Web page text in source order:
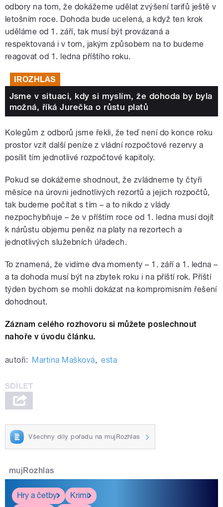
odbory na tom, že dokážeme udělat zvýšení tarifů ještě v
letošním roce. Dohoda bude ucelená, a když ten krok
uděláme od 1. září, tak musí být provázaná a
respektovaná i v tom, jakým způsobem na to budeme
reagovat od 1. ledna příštího roku.
IROZHLAS
Jsme v situaci, kdy si myslím, že dohoda by byla
možná, říká Jurečka o růstu platů
Kolegům z odborů jsme řekli, že teď není do konce roku
prostor vzít další peníze z vládní rozpočtové rezervy a
posílit tím jednotlivé rozpočtové kapitoly.
Pokud se dokážeme shodnout, že zvládneme ty čtyři
měsíce na úrovni jednotlivých rezortů a jejich rozpočtů,
tak budeme počítat s tím – a to nikdo z vlády
nezpochybňuje – že v příštím roce od 1. ledna musí dojít
k nárůstu objemu peněz na platy na rezortech a
jednotlivých služebních úřadech.
To znamená, že vidíme dva momenty – 1. září a 1. ledna –
a ta dohoda musí být na zbytek roku i na příští rok. Příští
týden bychom se mohli dokázat na kompromisním řešení
dohodnout.
Záznam celého rozhovoru si můžete poslechnout
nahoře v úvodu článku.
autoři: Martina Mašková, esta
Všechny díly pořadu na mujRozhlas
mujRozhlas
Hry a četby Krimi